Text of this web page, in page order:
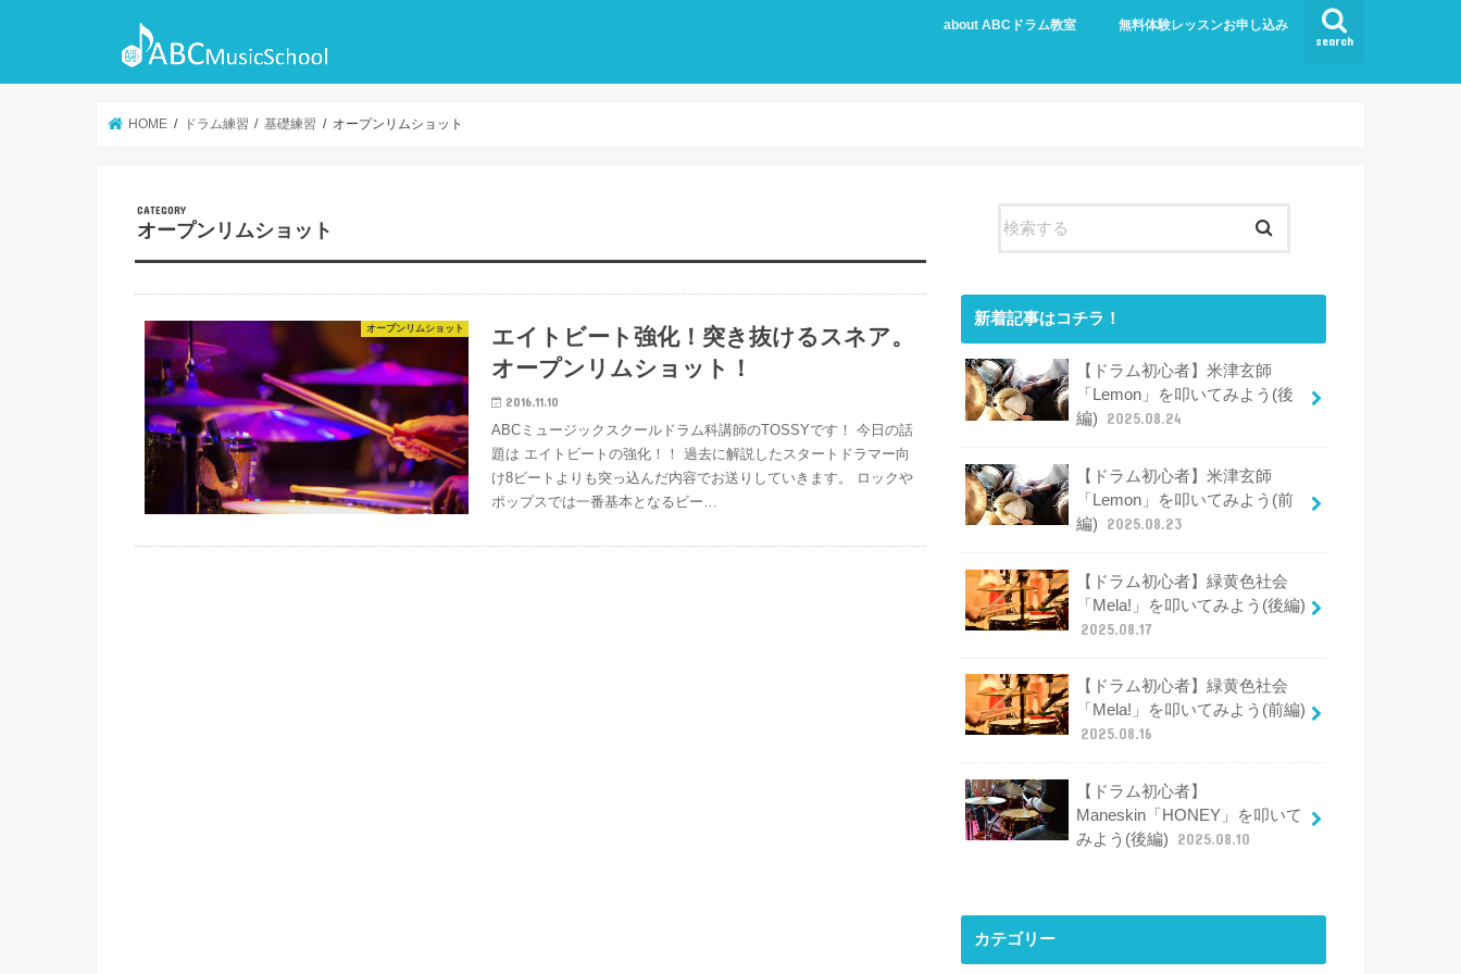
search
about ABCドラム教室 無料体験レッスンお申し込み
HOME ドラム練習 基礎練習 オープンリムショット
オープンリムショット
オープンリムショット
エイトビート強化！突き抜けるスネア。
オープンリムショット！
2016.11.10
ABCミュージックスクールドラム科講師のTOSSYです！ 今日の話
題は エイトビートの強化！！ 過去に解説したスタートドラマー向
け8ビートよりも突っ込んだ内容でお送りしていきます。 ロックや
ポップスでは一番基本となるビー…
新着記事はコチラ！
【ドラム初心者】米津玄師
「Lemon」を叩いてみよう(後
編)
2025.08.24
【ドラム初心者】米津玄師
「Lemon」を叩いてみよう(前
編)
2025.08.23
【ドラム初心者】緑黄色社会
「Mela!」を叩いてみよう(後編)
2025.08.17
【ドラム初心者】緑黄色社会
「Mela!」を叩いてみよう(前編)
2025.08.16
【ドラム初心者】
Maneskin「HONEY」を叩いて
みよう(後編)
2025.08.10
カテゴリー